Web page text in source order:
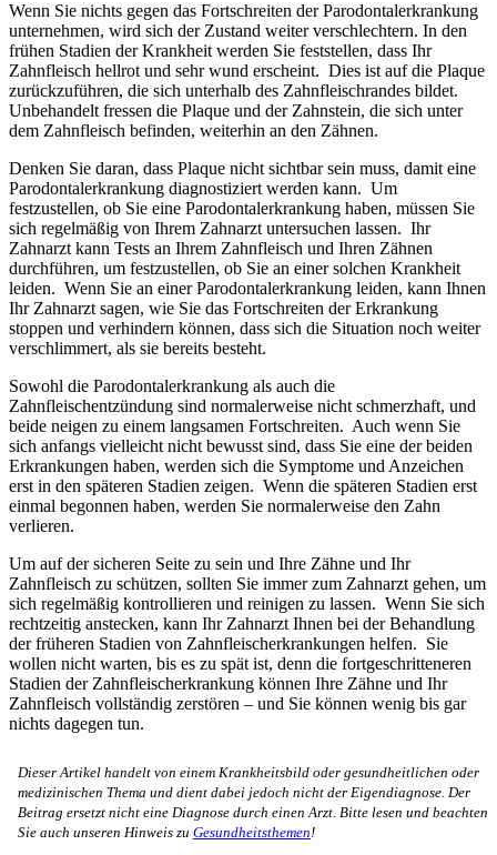
Wenn Sie nichts gegen das Fortschreiten der Parodontalerkrankung
unternehmen, wird sich der Zustand weiter verschlechtern. In den
frühen Stadien der Krankheit werden Sie feststellen, dass Ihr
Zahnfleisch hellrot und sehr wund erscheint. Dies ist auf die Plaque
zurückzuführen, die sich unterhalb des Zahnfleischrandes bildet.
Unbehandelt fressen die Plaque und der Zahnstein, die sich unter
dem Zahnfleisch befinden, weiterhin an den Zähnen.
Denken Sie daran, dass Plaque nicht sichtbar sein muss, damit eine
Parodontalerkrankung diagnostiziert werden kann. Um
festzustellen, ob Sie eine Parodontalerkrankung haben, müssen Sie
sich regelmäßig von Ihrem Zahnarzt untersuchen lassen. Ihr
Zahnarzt kann Tests an Ihrem Zahnfleisch und Ihren Zähnen
durchführen, um festzustellen, ob Sie an einer solchen Krankheit
leiden. Wenn Sie an einer Parodontalerkrankung leiden, kann Ihnen
Ihr Zahnarzt sagen, wie Sie das Fortschreiten der Erkrankung
stoppen und verhindern können, dass sich die Situation noch weiter
verschlimmert, als sie bereits besteht.
Sowohl die Parodontalerkrankung als auch die
Zahnfleischentzündung sind normalerweise nicht schmerzhaft, und
beide neigen zu einem langsamen Fortschreiten. Auch wenn Sie
sich anfangs vielleicht nicht bewusst sind, dass Sie eine der beiden
Erkrankungen haben, werden sich die Symptome und Anzeichen
erst in den späteren Stadien zeigen. Wenn die späteren Stadien erst
einmal begonnen haben, werden Sie normalerweise den Zahn
verlieren.
Um auf der sicheren Seite zu sein und Ihre Zähne und Ihr
Zahnfleisch zu schützen, sollten Sie immer zum Zahnarzt gehen, um
sich regelmäßig kontrollieren und reinigen zu lassen. Wenn Sie sich
rechtzeitig anstecken, kann Ihr Zahnarzt Ihnen bei der Behandlung
der früheren Stadien von Zahnfleischerkrankungen helfen. Sie
wollen nicht warten, bis es zu spät ist, denn die fortgeschritteneren
Stadien der Zahnfleischerkrankung können Ihre Zähne und Ihr
Zahnfleisch vollständig zerstören – und Sie können wenig bis gar
nichts dagegen tun.
Dieser Artikel handelt von einem Krankheitsbild oder gesundheitlichen oder
medizinischen Thema und dient dabei jedoch nicht der Eigendiagnose. Der
Beitrag ersetzt nicht eine Diagnose durch einen Arzt. Bitte lesen und beachten
Sie auch unseren Hinweis zu Gesundheitsthemen!